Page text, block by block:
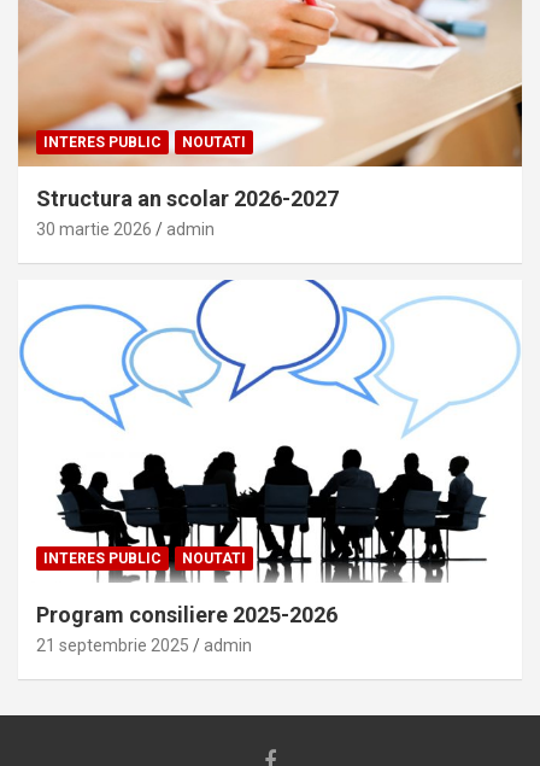
INTERES PUBLIC NOUTATI
Structura an scolar 2026-2027
30 martie 2026 admin
INTERES PUBLIC NOUTATI
Program consiliere 2025-2026
21 septembrie 2025 admin